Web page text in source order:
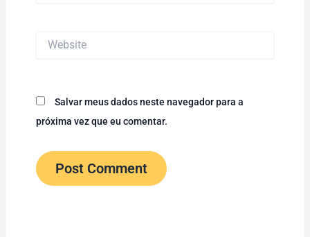
Salvar meus dados neste navegador para a
próxima vez que eu comentar.